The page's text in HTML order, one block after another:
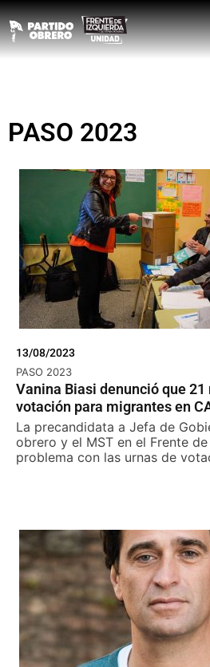
PASO 2023
13/08/2023
PASO 2023
Vanina Biasi denunció que
votación para migrantes en
La precandidata a Jefa de
obrero y el MST en el Frente
problema con las urnas de